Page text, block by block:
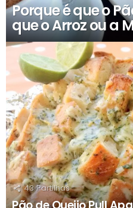
Porque é que o
que o Arroz ou a
43 Partilhas